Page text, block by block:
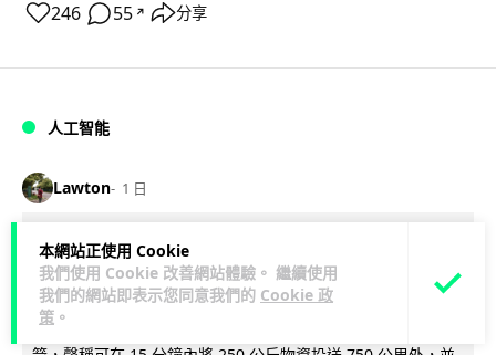
本網站正使用 Cookie
我們使用 Cookie 改善網站體驗。 繼續使用
我們的網站即表示您同意我們的 Cookie 政
策 。
246 55 ↗ 分享
人工智能
Lawton 1 日
貨運火箭 沖繩飛台灣僅需 15 分鐘 Hop
Aero 將 550 磅貨物運送至 725 公里外
【真正用火箭送貨】美國初創 Hop Aero 公開自動駕駛貨運火